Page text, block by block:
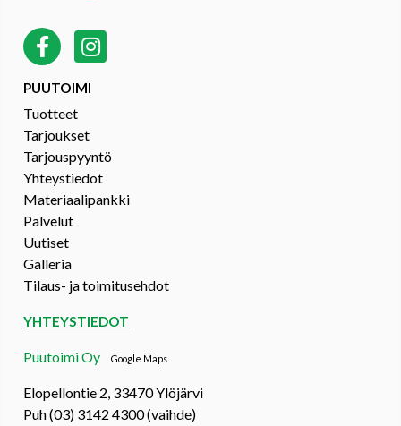
PUUTOIMI
Tuotteet
Tarjoukset
Tarjouspyyntö
Yhteystiedot
Materiaalipankki
Palvelut
Uutiset
Galleria
Tilaus- ja toimitusehdot
YHTEYSTIEDOT
Puutoimi OyGoogle Maps
Elopellontie 2, 33470 Ylöjärvi
Puh (03) 3142 4300 (vaihde)